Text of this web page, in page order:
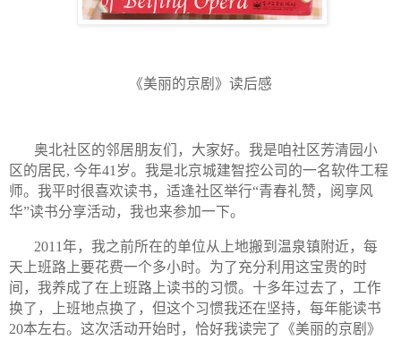
《美丽的京剧》读后感
奥北社区的邻居朋友们，大家好。我是咱社区芳清园小
区的居民, 今年41 岁。我是北京城建智控公司的一名软件工程
师。我平时很喜欢读书，适逢社区举行“青春礼赞，阅享风
华”读书分享活动，我也来参加一下。
2011年，我之前所在的单位从上地搬到温泉镇附近，每
天上班路上要花费一个多小时。为了充分利用这宝贵的时
间，我养成了在上班路上读书的习惯。十多年过去了，工作
换了，上班地点换了，但这个习惯我还在坚持，每年能读书
20本左右。这次活动开始时，恰好我读完了《美丽的京剧》